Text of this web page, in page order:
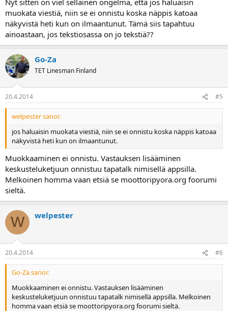
muokata viestiä, niin se ei onnistu koska näppis katoaa
näkyvistä heti kun on ilmaantunut. Tämä siis tapahtuu
ainoastaan, jos tekstiosassa on jo tekstiä??
Go-Za
TET Linesman Finland
20.4.2014 #5
welpester sanoi:
jos haluaisin muokata viestiä, niin se ei onnistu koska näppis katoaa
näkyvistä heti kun on ilmaantunut.
Muokkaaminen ei onnistu. Vastauksen lisääminen
keskusteluketjuun onnistuu tapatalk nimisellä appsilla.
Melkoinen homma vaan etsiä se moottoripyora.org foorumi
sieltä.
W welpester
20.4.2014 #6
Go-Za sanoi:
Muokkaaminen ei onnistu. Vastauksen lisääminen
keskusteluketjuun onnistuu tapatalk nimisellä appsilla. Melkoinen
homma vaan etsiä se moottoripyora.org foorumi sieltä.